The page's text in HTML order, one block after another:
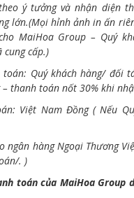
ý tưởng và nhận diện
lớn.(Mọi hỉnh ảnh in ấn
MaiHoa Group – Quý
cung cấp.)
Quý khách hàng/ đối
thanh toán nốt 30% khi
Việt Nam Đồng ( Nếu
ngân hàng Ngoại Thương
. )
toán của MaiHoa Group